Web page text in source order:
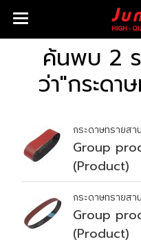
ค้นพบ 2 ร
ว่า"กระดา
กระดาษทรายส
Group
(Product)
กระดาษทรายสา
Group
(Product)